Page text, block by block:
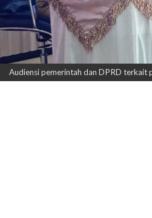
Audiensi pemerintah dan DPRD terkait